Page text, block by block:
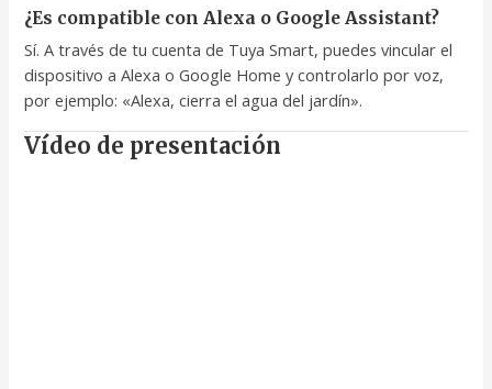
¿Es compatible con Alexa o Google Assistant?
Sí. A través de tu cuenta de Tuya Smart, puedes vincular el
dispositivo a Alexa o Google Home y controlarlo por voz,
por ejemplo: «Alexa, cierra el agua del jardín».
Vídeo de presentación